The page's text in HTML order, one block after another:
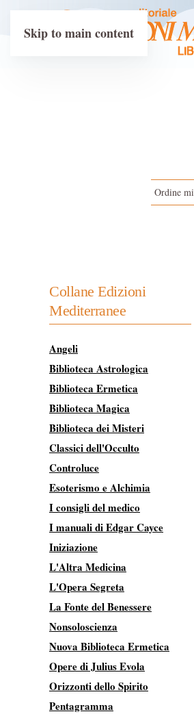
Skip to main content
Ordine
Collane Edizioni
Mediterranee
Angeli
Biblioteca Astrologica
Biblioteca Ermetica
Biblioteca Magica
Biblioteca dei Misteri
Classici dell'Occulto
Controluce
Esoterismo e Alchimia
I consigli del medico
I manuali di Edgar Cayce
Iniziazione
L'Altra Medicina
L'Opera Segreta
La Fonte del Benessere
Nonsoloscienza
Nuova Biblioteca Ermetica
Opere di Julius Evola
Orizzonti dello Spirito
Pentagramma